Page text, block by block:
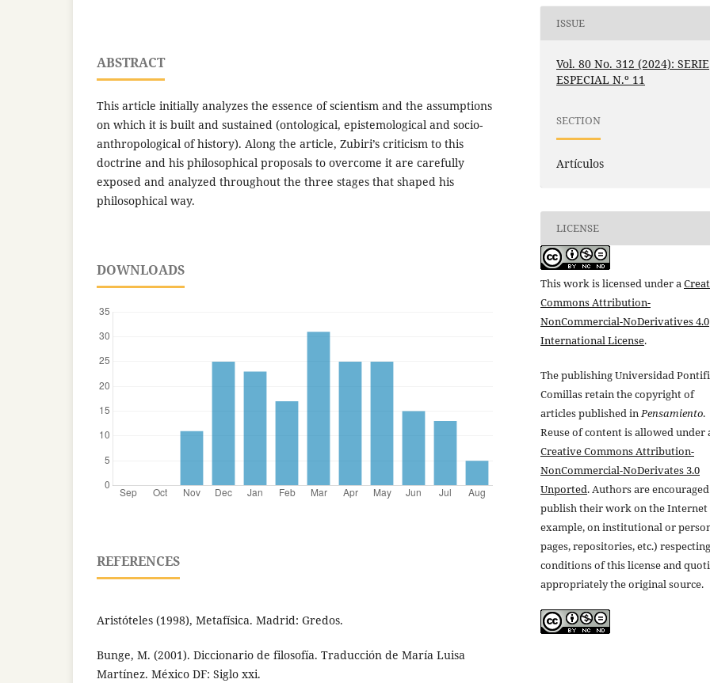
ABSTRACT
This article initially analyzes the essence of scientism and the assumptions
on which it is built and sustained (ontological, epistemological and socio-
anthropological of history). Along the article, Zubiri’s criticism to this
doctrine and his philosophical proposals to overcome it are carefully
exposed and analyzed throughout the three stages that shaped his
philosophical way.
DOWNLOADS
REFERENCES
Aristóteles (1998), Metafísica. Madrid: Gredos.
Bunge, M. (2001). Diccionario de filosofía. Traducción de María Luisa
Martínez. México DF: Siglo xxi.
ISSUE
Vol. 80 No. 312 (2024): SERIE
ESPECIAL N.º 11
SECTION
Artículos
LICENSE
This work is licensed under a
Commons Attribution-
NonCommercial-NoDerivatives 4.0
International License.
The publishing Universidad
Comillas retain the copyright of
articles published inPensamiento.
Reuse of content is allowed under
Creative Commons Attribution-
NonCommercial-NoDerivates 3.0
Unported. Authors are
publish their work on the
example, on institutional or
pages, repositories, etc.)
conditions of this license and
appropriately the original source.